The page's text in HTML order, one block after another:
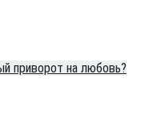
приворот на любовь?